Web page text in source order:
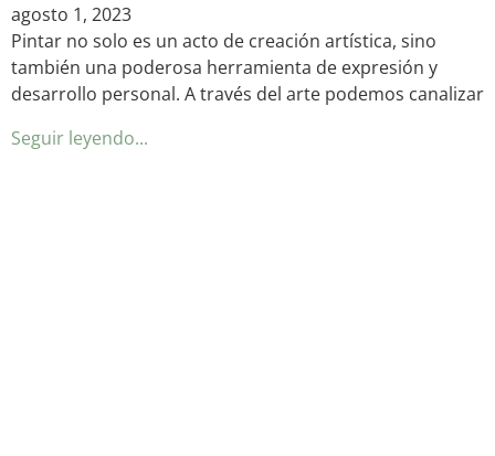
agosto 1, 2023
Pintar no solo es un acto de creación artística, sino
también una poderosa herramienta de expresión y
desarrollo personal. A través del arte podemos canalizar
Seguir leyendo...